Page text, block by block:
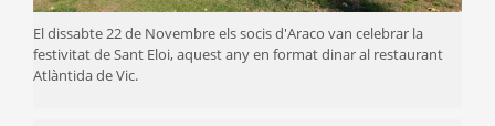
El dissabte 22 de Novembre els socis d'Araco van celebrar la
festivitat de Sant Eloi, aquest any en format dinar al restaurant
Atlàntida de Vic.